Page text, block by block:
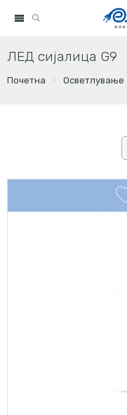
ЛЕД сијалица G9
Почетна Осветлување